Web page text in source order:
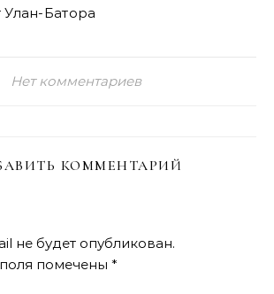
Улан-Батора
Нет комментариев
КОММЕНТАРИЙ
не будет опубликован.
помечены *